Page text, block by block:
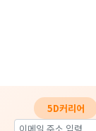
5D커리어